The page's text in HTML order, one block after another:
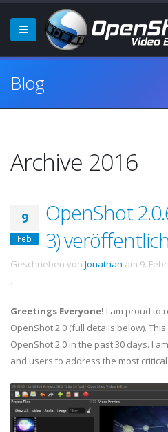
Blog
Archive 2016
9
Feb
OpenShot
3)
Geschrieben von Jonathan am 9.
.
Greetings Everyone! I am proud to
OpenShot 2.0 (full details below).
OpenShot 2.0 in the past 30 days. I
and users to address the most